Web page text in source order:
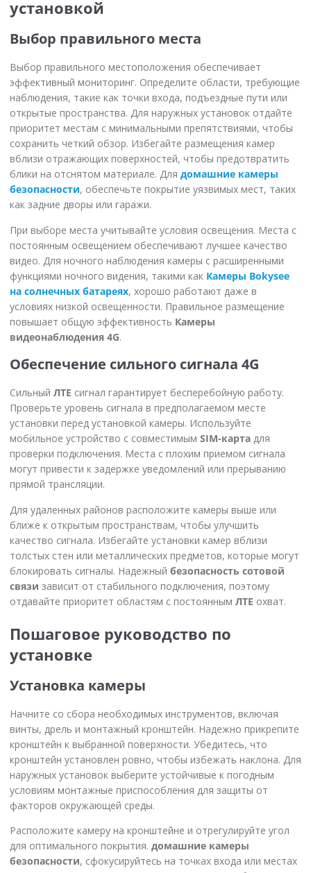
установкой
Выбор правильного места
Выбор правильного местоположения обеспечивает
эффективный мониторинг. Определите области, требующие
наблюдения, такие как точки входа, подъездные пути или
открытые пространства. Для наружных установок отдайте
приоритет местам с минимальными препятствиями, чтобы
сохранить четкий обзор. Избегайте размещения камер
вблизи отражающих поверхностей, чтобы предотвратить
блики на отснятом материале. Для домашние камеры
безопасности, обеспечьте покрытие уязвимых мест, таких
как задние дворы или гаражи.
При выборе места учитывайте условия освещения. Места с
постоянным освещением обеспечивают лучшее качество
видео. Для ночного наблюдения камеры с расширенными
функциями ночного видения, такими как Камеры Bokysee
на солнечных батареях, хорошо работают даже в
условиях низкой освещенности. Правильное размещение
повышает общую эффективность Камеры
видеонаблюдения 4G.
Обеспечение сильного сигнала 4G
Сильный ЛТЕ сигнал гарантирует бесперебойную работу.
Проверьте уровень сигнала в предполагаемом месте
установки перед установкой камеры. Используйте
мобильное устройство с совместимым SIM-карта для
проверки подключения. Места с плохим приемом сигнала
могут привести к задержке уведомлений или прерыванию
прямой трансляции.
Для удаленных районов расположите камеры выше или
ближе к открытым пространствам, чтобы улучшить
качество сигнала. Избегайте установки камер вблизи
толстых стен или металлических предметов, которые могут
блокировать сигналы. Надежный безопасность сотовой
связи зависит от стабильного подключения, поэтому
отдавайте приоритет областям с постоянным ЛТЕ охват.
Пошаговое руководство по
установке
Установка камеры
Начните со сбора необходимых инструментов, включая
винты, дрель и монтажный кронштейн. Надежно прикрепите
кронштейн к выбранной поверхности. Убедитесь, что
кронштейн установлен ровно, чтобы избежать наклона. Для
наружных установок выберите устойчивые к погодным
условиям монтажные приспособления для защиты от
факторов окружающей среды.
Расположите камеру на кронштейне и отрегулируйте угол
для оптимального покрытия. домашние камеры
безопасности, сфокусируйтесь на точках входа или местах